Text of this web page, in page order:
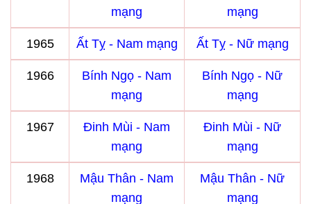
mạng
mạng
1965 Ất Tỵ - Nam mạng Ất Tỵ - Nữ mạng
1966
Bính Ngọ - Nam
mạng
Bính Ngọ - Nữ
mạng
1967
Đinh Mùi - Nam
mạng
Đinh Mùi - Nữ
mạng
1968
Mậu Thân - Nam
mạng
Mậu Thân - Nữ
mạng